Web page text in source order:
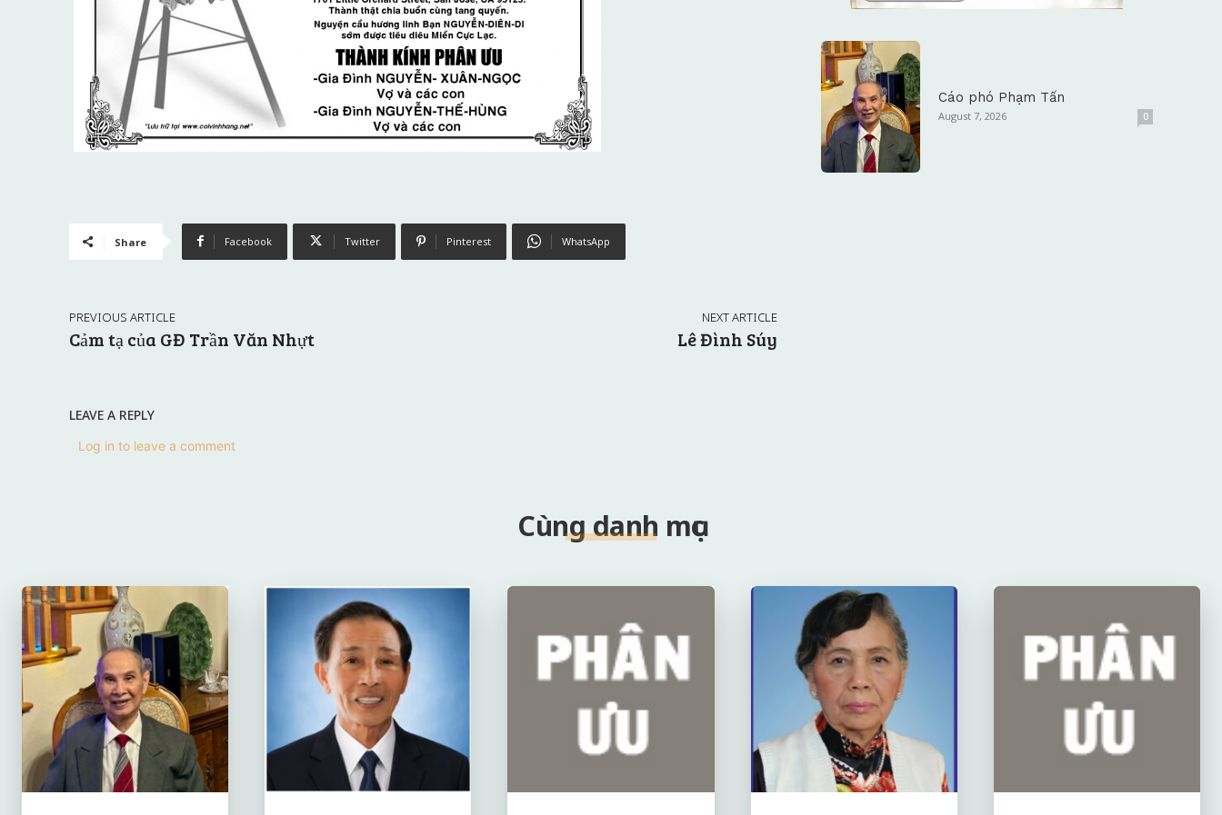
Share Facebook Twitter Pinterest WhatsApp
PREVIOUS ARTICLE
Cảm tạ của GĐ Trần Văn Nhựt
NEXT ARTICLE
Lê Đình Súy
LEAVE A REPLY
Log in to leave a comment
Cáo phó Phạm Tấn
August 7, 2026 0
Cùng danh mục